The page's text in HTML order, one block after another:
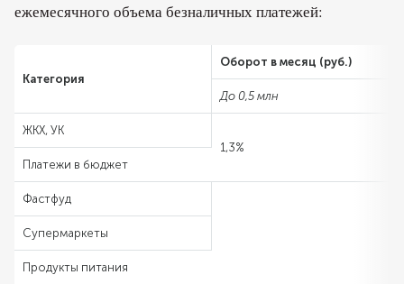
ежемесячного объема безналичных платежей:
Категория
Оборот в месяц (руб.)
До 0,5 млн
ЖКХ, УК
1,3%
Платежи в бюджет
Фастфуд
Супермаркеты
Продукты питания